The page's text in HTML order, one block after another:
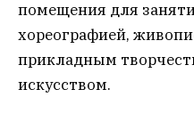
помещения для
хореографией,
прикладным
искусством.